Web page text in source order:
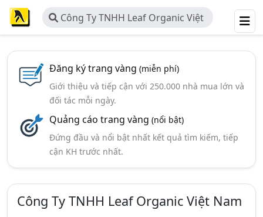
Công Ty TNHH Leaf Organic Việt
Nam
Đăng ký trang vàng (miễn phí)
Giới thiệu và tiếp cận với 250.000 nhà mua lớn và
đối tác mỗi ngày.
Quảng cáo trang vàng (nổi bật)
Đứng đầu và nổi bật nhất kết quả tìm kiếm, tiếp
cận KH trước nhất.
Công Ty TNHH Leaf Organic Việt Nam